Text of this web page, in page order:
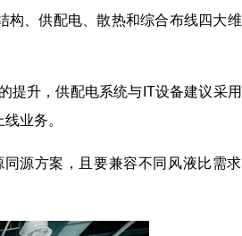
构、供配电、散热和综合布线四大
提升，供配电系统与IT设备建议采
业务。
源方案，且要兼容不同风液比需